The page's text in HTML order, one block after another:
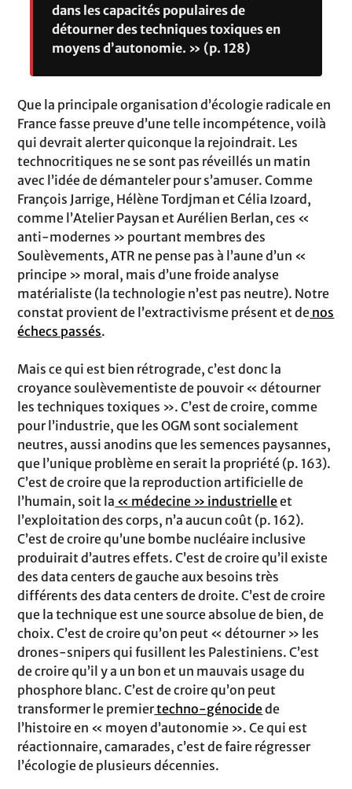
dans les capacités populaires de
détourner des techniques toxiques en
moyens d’autonomie. » (p. 128)
Que la principale organisation d’écologie radicale en
France fasse preuve d’une telle incompétence, voilà
qui devrait alerter quiconque la rejoindrait. Les
technocritiques ne se sont pas réveillés un matin
avec l’idée de démanteler pour s’amuser. Comme
François Jarrige, Hélène Tordjman et Célia Izoard,
comme l’Atelier Paysan et Aurélien Berlan, ces «
anti-modernes » pourtant membres des
Soulèvements, ATR ne pense pas à l’aune d’un «
principe » moral, mais d’une froide analyse
matérialiste (la technologie n’est pas neutre). Notre
constat provient de l’extractivisme présent et de nos
échecs passés.
Mais ce qui est bien rétrograde, c’est donc la
croyance soulèvementiste de pouvoir « détourner
les techniques toxiques ». C’est de croire, comme
pour l’industrie, que les OGM sont socialement
neutres, aussi anodins que les semences paysannes,
que l’unique problème en serait la propriété (p. 163).
C’est de croire que la reproduction artificielle de
l’humain, soit la « médecine » industrielleet
l’exploitation des corps, n’a aucun coût (p. 162).
C’est de croire qu’une bombe nucléaire inclusive
produirait d’autres effets. C’est de croire qu’il existe
des data centers de gauche aux besoins très
différents des data centers de droite. C’est de croire
que la technique est une source absolue de bien, de
choix. C’est de croire qu’on peut « détourner » les
drones-snipers qui fusillent les Palestiniens. C’est
de croire qu’il y a un bon et un mauvais usage du
phosphore blanc. C’est de croire qu’on peut
transformer le premiertechno-génocidede
l’histoire en « moyen d’autonomie ». Ce qui est
réactionnaire, camarades, c’est de faire régresser
l’écologie de plusieurs décennies.